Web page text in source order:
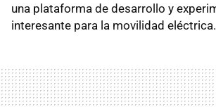
una plataforma de desarrollo y
interesante para la movilidad eléctrica.